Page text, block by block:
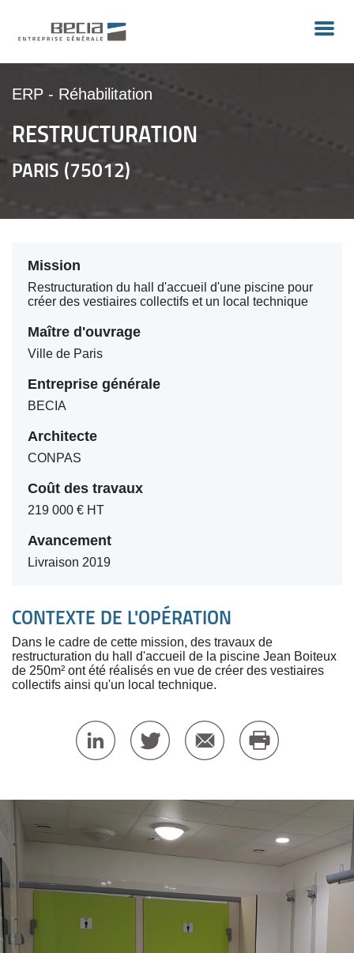
ERP - Réhabilitation
RESTRUCTURATION
PARIS (75012)
Mission
Restructuration du hall d'accueil d'une piscine pour
créer des vestiaires collectifs et un local technique
Maître d'ouvrage
Ville de Paris
Entreprise générale
BECIA
Architecte
CONPAS
Coût des travaux
219 000 € HT
Avancement
Livraison 2019
CONTEXTE DE L'OPÉRATION
Dans le cadre de cette mission, des travaux de
restructuration du hall d'accueil de la piscine Jean Boiteux
de 250m² ont été réalisés en vue de créer des vestiaires
collectifs ainsi qu'un local technique.